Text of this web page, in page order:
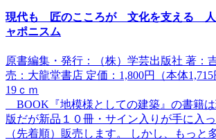
現代も 匠のこころが 文化を支える
ャポニスム
原書編集・発行：（株）学芸出版社 著：
売：大龍堂書店 定価：1,800円（本体1,715
19ｃｍ
BOOK『地模様としての建築』の書籍
版だが新品１０冊・サイン入りが手に入
（先着順）販売します。 しかし、もっと